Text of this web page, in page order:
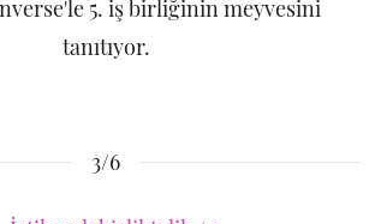
5. iş birliğinin meyvesini
tanıtıyor.
3/6